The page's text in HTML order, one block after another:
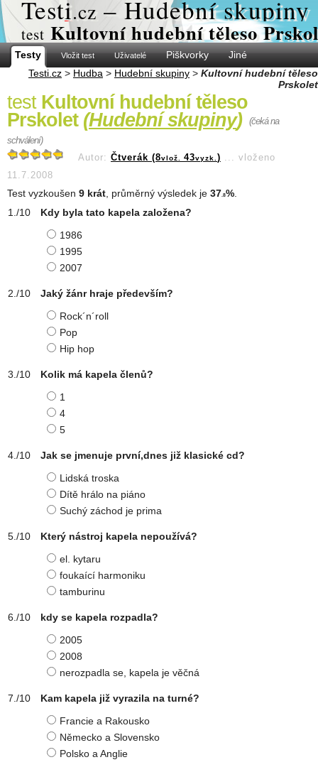
Testi.cz – Hudební skupiny
test Kultovní hudební těleso
Testy Vložit test Uživatelé Piškvorky
Jiné
Testi.cz > Hudba > Hudební skupiny > Kultovní hudební těleso
Prskolet
test Kultovní hudební těleso
Prskolet (Hudební skupiny)
(čeká na
schválení)
Autor: Čtverák (8vlož. 43vyzk. ) ... vloženo
11.7.2008
Test vyzkoušen 9 krát , průměrný výsledek je 37 .8%
Kdy byla tato kapela založena?
1986
1995
2007
Jaký žánr hraje především?
Rock´n´roll
Pop
Hip hop
Kolik má kapela členů?
1
4
5
Jak se jmenuje první,dnes již klasické cd?
Lidská troska
Dítě hrálo na piáno
Suchý záchod je prima
Který nástroj kapela nepoužívá?
el. kytaru
foukaící harmoniku
tamburinu
kdy se kapela rozpadla?
2005
2008
nerozpadla se, kapela je věčná
Kam kapela již vyrazila na turné?
Francie a Rakousko
Německo a Slovensko
Polsko a Anglie